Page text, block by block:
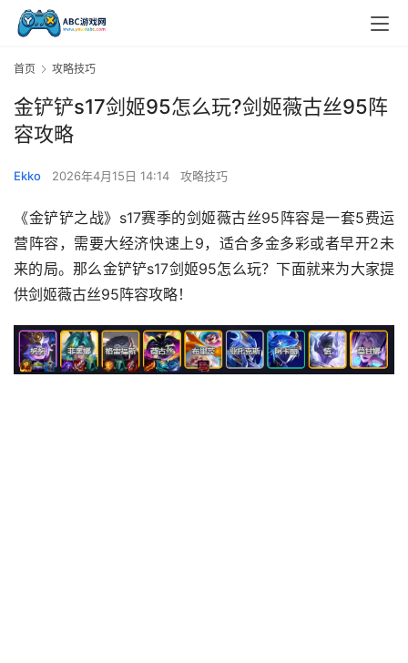
首页 攻略技巧
金铲铲s17剑姬95怎么玩?剑姬薇古丝95阵
容攻略
Ekko 2026年4月15日 14:14 攻略技巧
《金铲铲之战》s17赛季的剑姬薇古丝95阵容是一套5费运
营阵容，需要大经济快速上9，适合多金多彩或者早开2未
来的局。那么金铲铲s17剑姬95怎么玩？下面就来为大家提
供剑姬薇古丝95阵容攻略！